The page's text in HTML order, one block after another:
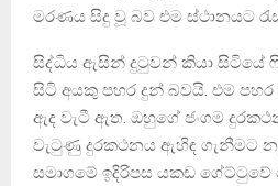
මරණය සිදු වූ බව එම ස්ථානයට
සිද්ධිය ඇසින් දුටුවන් කියා සිටියේ
සිටි අයකු පහර දුන් බවයි. එම
ඇද වැටී ඇත. ඔහුගේ ජංගම
වැටුණු දුරකථනය ඇහිඳ ගැනීමට
සමාගමේ ඉදිරිපස යකඩ ගේට්ටුවේ